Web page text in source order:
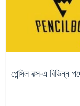
পেন্সিল বক্স-এ বিভিন্ন